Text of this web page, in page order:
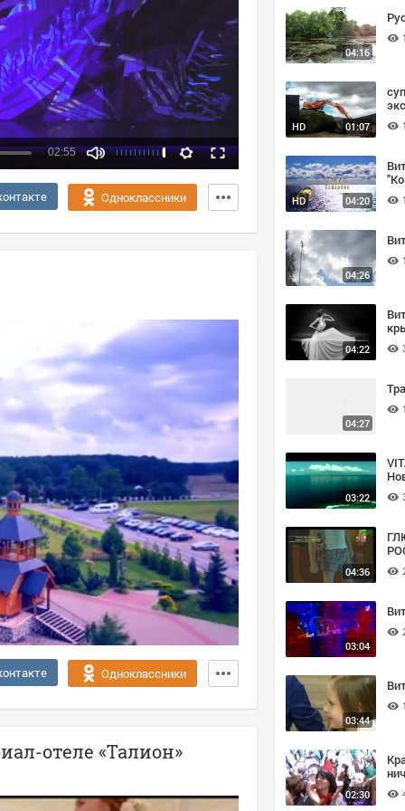
Качество:
360p
720p
02:55
Одноклассники
Одноклассники
отеле «Талион»
04:16
01:07
HD
04:20
HD
04:26
04:22
04:27
03:22
04:36
03:04
03:44
02:30